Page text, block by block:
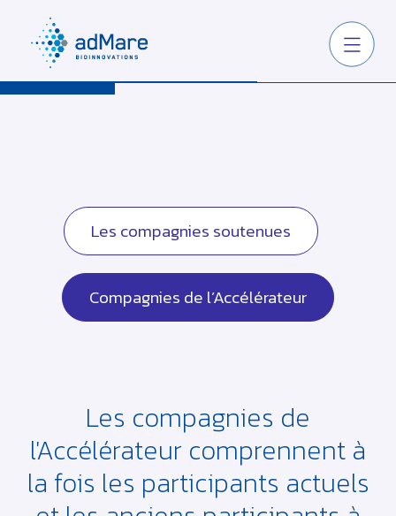
Les compagnies soutenues
Compagnies de l’Accélérateur
Les compagnies de
l'Accélérateur comprennent à
la fois les participants actuels